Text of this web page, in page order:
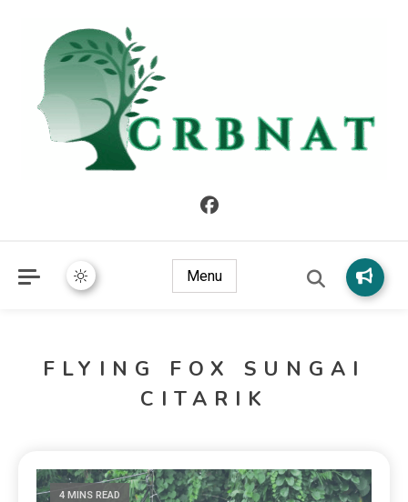
Menu
FLYING FOX SUNGAI
CITARIK
4 MINS READ